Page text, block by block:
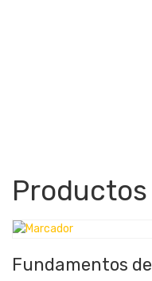
Fundamentos